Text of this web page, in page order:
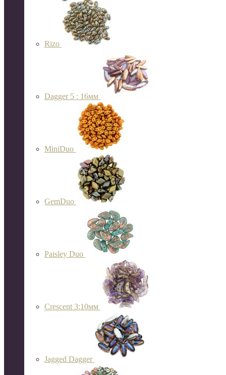
Rizo
Dagger 5 : 16мм
MiniDuo
GemDuo
Paisley Duo
Crescent 3:10мм
Jagged Dagger